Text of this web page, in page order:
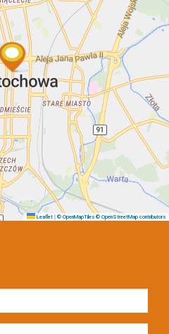
dodatkowych
Kontakt
Leaflet | © OpenMapTiles © OpenStreetMap contributors